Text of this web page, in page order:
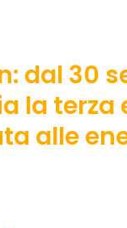
dal 30
la terza
alle